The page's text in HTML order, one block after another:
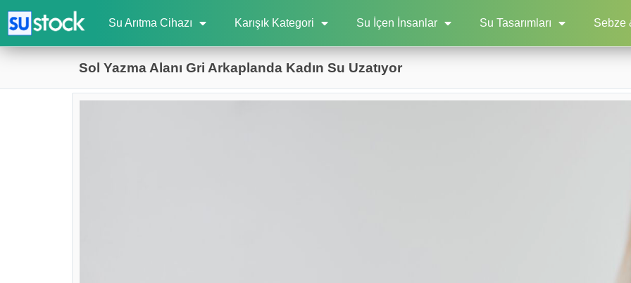
Su Arıtma Cihazı Karışık Kategori Su İçen İnsanlar Su Tasarımları Sebze
Sol Yazma Alanı Gri Arkaplanda Kadın Su Uzatıyor